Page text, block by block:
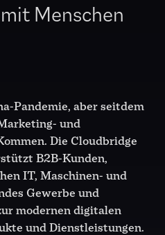
Menschen
Pandemie, aber seitdem
und
Die Cloudbridge
B2B-Kunden,
IT, Maschinen- und
Gewerbe und
modernen digitalen
und Dienstleistungen.